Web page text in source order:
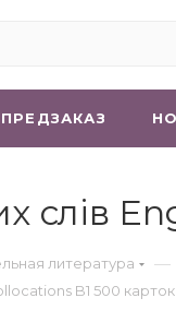
ПРЕДЗАКАЗ
слів
литература —
B1 500 карток